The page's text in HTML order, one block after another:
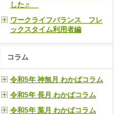
した♬
ワークライフバランス フレ
ックスタイム利用者編
コラム
令和5年 神無月 わかばコラム
令和5年 長月 わかばコラム
令和5年 葉月 わかばコラム